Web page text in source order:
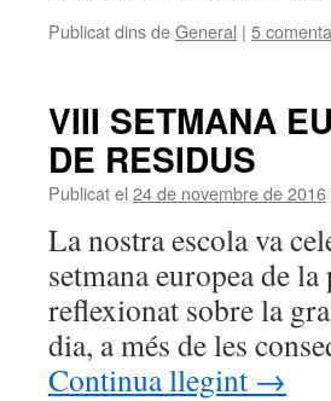
Publicat dins deGeneral | 5
VIII SETMANA
DE RESIDUS
Publicat el 24 de novembre de 2016
La nostra escola va
setmana europea de
reflexionat sobre la
dia, a més de les
Continua llegint →